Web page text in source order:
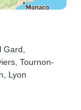
Gard
, Tournon-
, Lyon